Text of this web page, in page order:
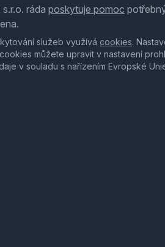
ráda poskytuje pomoc
služeb využívá cookies.
můžete upravit v nastavení
v souladu s nařízením Evropské